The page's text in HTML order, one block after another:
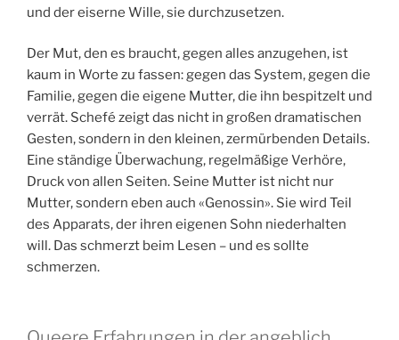
und der eiserne Wille, sie durchzusetzen.
Der Mut, den es braucht, gegen alles anzugehen, ist
kaum in Worte zu fassen: gegen das System, gegen die
Familie, gegen die eigene Mutter, die ihn bespitzelt und
verrät. Schefé zeigt das nicht in großen dramatischen
Gesten, sondern in den kleinen, zermürbenden Details.
Eine ständige Überwachung, regelmäßige Verhöre,
Druck von allen Seiten. Seine Mutter ist nicht nur
Mutter, sondern eben auch «Genossin». Sie wird Teil
des Apparats, der ihren eigenen Sohn niederhalten
will. Das schmerzt beim Lesen – und es sollte
schmerzen.